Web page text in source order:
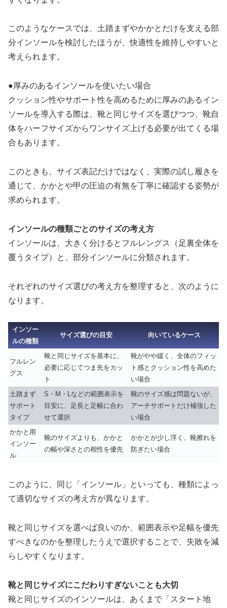
このようなケースでは、土踏まずやかかとだけを支える部
分インソールを検討したほうが、快適性を維持しやすいと
考えられます。
●厚みのあるインソールを使いたい場合
クッション性やサポート性を高めるために厚みのあるイン
ソールを導入する際は、靴と同じサイズを選びつつ、靴自
体をハーフサイズからワンサイズ上げる必要が出てくる場
合もあります。
このときも、サイズ表記だけではなく、実際の試し履きを
通じて、かかとや甲の圧迫の有無を丁寧に確認する姿勢が
求められます。
インソールの種類ごとのサイズの考え方
インソールは、大きく分けるとフルレングス（足裏全体を
覆うタイプ）と、部分インソールに分類されます。
それぞれのサイズ選びの考え方を整理すると、次のように
なります。
インソー
ルの種類
サイズ選びの目安 向いているケース
フルレン
グス
靴と同じサイズを基本に、
必要に応じてつま先をカッ
ト
靴がやや緩く、全体のフィッ
ト感とクッション性を高めた
い場合
土踏まず
サポート
タイプ
S・M・Lなどの範囲表示を
目安に、足長と足幅に合わ
せて選択
靴のサイズ感は問題ないが、
アーチサポートだけ補強した
い場合
かかと用
インソー
ル
靴のサイズよりも、かかと
の幅や深さとの相性を優先
かかとが少し浮く、靴擦れを
防ぎたい場合
このように、同じ「インソール」といっても、種類によっ
て適切なサイズの考え方が異なります。
靴と同じサイズを選べば良いのか、範囲表示や足幅を優先
すべきなのかを整理したうえで選択することで、失敗を減
らしやすくなります。
靴と同じサイズにこだわりすぎないことも大切
靴と同じサイズのインソールは、あくまで「スタート地